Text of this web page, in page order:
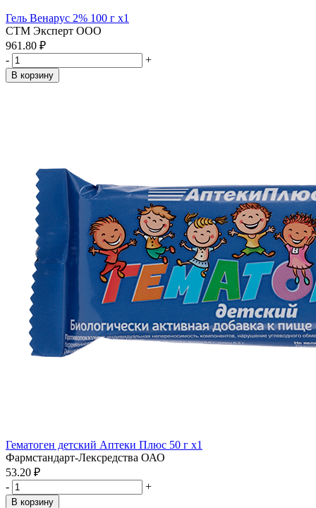
Гель Венарус 2% 100 г x1
СТМ Эксперт ООО
961.80 ₽
-
+
В корзину
Гематоген детский Аптеки Плюс 50 г x1
Фармстандарт-Лексредства ОАО
53.20 ₽
-
+
В корзину